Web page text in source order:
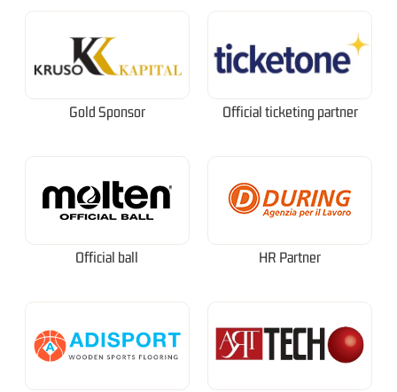
Gold Sponsor Official ticketing partner
Official ball HR Partner